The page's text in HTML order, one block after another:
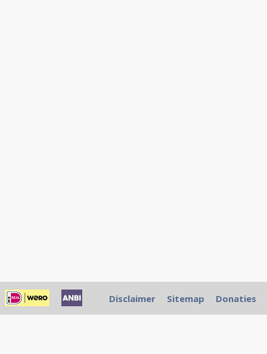
Disclaimer Sitemap Donaties